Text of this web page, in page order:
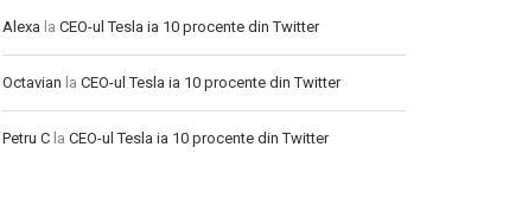
Alexa la CEO-ul Tesla ia 10 procente din Twitter
Octavian la CEO-ul Tesla ia 10 procente din Twitter
Petru C la CEO-ul Tesla ia 10 procente din Twitter